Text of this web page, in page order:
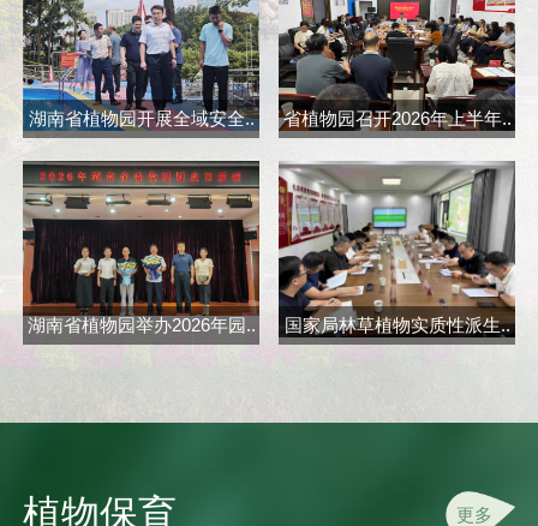
湖南省植物园开展全域安全.. 省植物园召开2026年上半年..
湖南省植物园举办2026年园.. 国家局林草植物实质性派生..
植物保育 更多